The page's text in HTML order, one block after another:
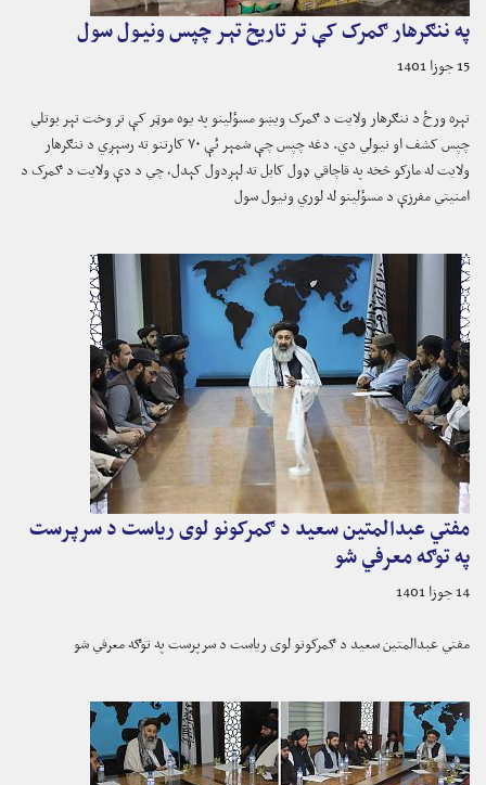
په ننګرهار ګمرک کې تر تاریخ تېر چپس ونیول سول
15 جوزا 1401
تېره ورځ د ننګرهار ولایت د ګمرک ویښو مسؤلینو په یوه موټر کې تر وخت تېر بوتلي
چپس کشف او نیولي دي. دغه چپس چې شمېر ئې ۷۰ کارتنو ته رسېږي د ننګرهار
ولایت له مارکو څخه په قاچاقي ډول کابل ته لېږدول کېدل، چي د دې ولایت د ګمرک د
امنیتي مفرزې د مسؤلینو له لوري ونیول سول
مفتي عبدالمتین سعید د ګمرکونو لوی ریاست د سرپرست
په توګه معرفي شو
14 جوزا 1401
مفتي عبدالمتین سعید د ګمرکونو لوی ریاست د سرپرست په توګه معرفي شو